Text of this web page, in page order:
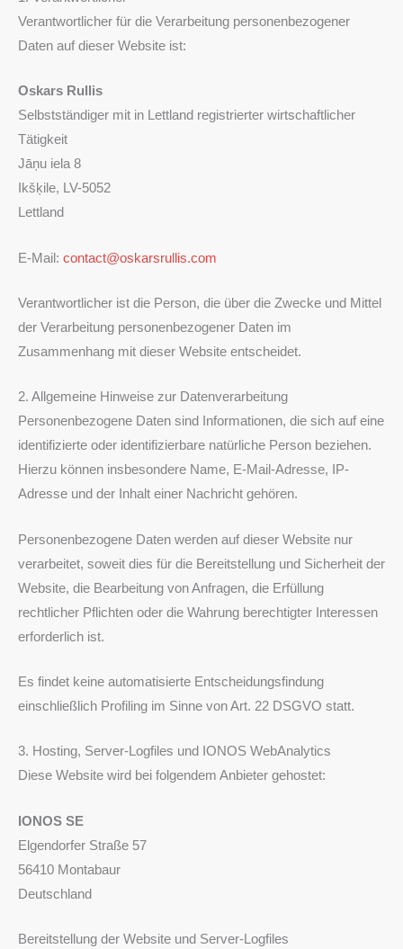
Verantwortlicher für die Verarbeitung personenbezogener
Daten auf dieser Website ist:
Oskars Rullis
Selbstständiger mit in Lettland registrierter wirtschaftlicher
Tätigkeit
Jāņu iela 8
Ikšķile, LV-5052
Lettland
E-Mail: contact@oskarsrullis.com
Verantwortlicher ist die Person, die über die Zwecke und Mittel
der Verarbeitung personenbezogener Daten im
Zusammenhang mit dieser Website entscheidet.
2. Allgemeine Hinweise zur Datenverarbeitung
Personenbezogene Daten sind Informationen, die sich auf eine
identifizierte oder identifizierbare natürliche Person beziehen.
Hierzu können insbesondere Name, E-Mail-Adresse, IP-
Adresse und der Inhalt einer Nachricht gehören.
Personenbezogene Daten werden auf dieser Website nur
verarbeitet, soweit dies für die Bereitstellung und Sicherheit der
Website, die Bearbeitung von Anfragen, die Erfüllung
rechtlicher Pflichten oder die Wahrung berechtigter Interessen
erforderlich ist.
Es findet keine automatisierte Entscheidungsfindung
einschließlich Profiling im Sinne von Art. 22 DSGVO statt.
3. Hosting, Server-Logfiles und IONOS WebAnalytics
Diese Website wird bei folgendem Anbieter gehostet:
IONOS SE
Elgendorfer Straße 57
56410 Montabaur
Deutschland
Bereitstellung der Website und Server-Logfiles